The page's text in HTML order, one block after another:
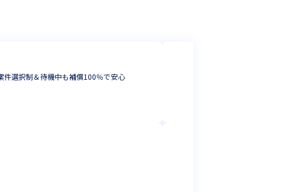
選択制＆待機中も補償100％で安心